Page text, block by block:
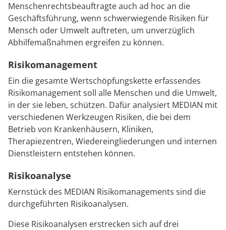
Menschenrechtsbeauftragte auch ad hoc an die
Geschäftsführung, wenn schwerwiegende Risiken für
Mensch oder Umwelt auftreten, um unverzüglich
Abhilfemaßnahmen ergreifen zu können.
Risikomanagement
Ein die gesamte Wertschöpfungskette erfassendes
Risikomanagement soll alle Menschen und die Umwelt,
in der sie leben, schützen. Dafür analysiert MEDIAN mit
verschiedenen Werkzeugen Risiken, die bei dem
Betrieb von Krankenhäusern, Kliniken,
Therapiezentren, Wiedereingliederungen und internen
Dienstleistern entstehen können.
Risikoanalyse
Kernstück des MEDIAN Risikomanagements sind die
durchgeführten Risikoanalysen.
Diese Risikoanalysen erstrecken sich auf drei